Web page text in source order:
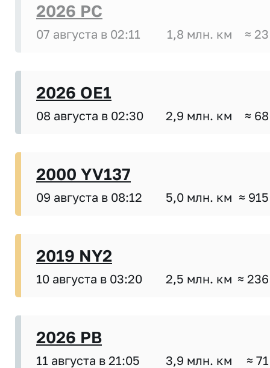
2026 PC
07 августа в 02:11 1,8 млн. км ≈
2026 OE1
08 августа в 02:30 2,9 млн. км ≈
2000 YV137
09 августа в 08:12 5,0 млн. км ≈
2019 NY2
10 августа в 03:20 2,5 млн. км ≈
2026 PB
11 августа в 21:05 3,9 млн. км ≈